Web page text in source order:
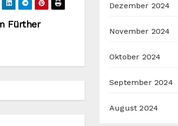
Fürther
Dezember 2024
November 2024
Oktober 2024
September 2024
August 2024